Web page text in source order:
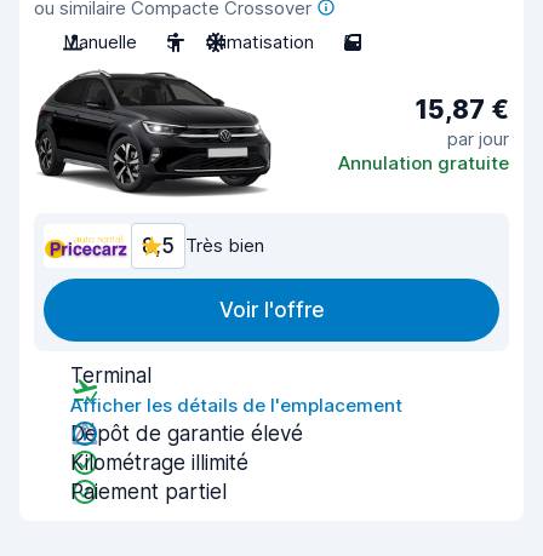
ou similaire Compacte Crossover
Manuelle
5 Climatisation 5
15,87 €
par jour
Annulation gratuite
8,5 Très bien
Voir l'offre
Terminal
Afficher les détails de l'emplacement
Dépôt de garantie élevé
Kilométrage illimité
Paiement partiel